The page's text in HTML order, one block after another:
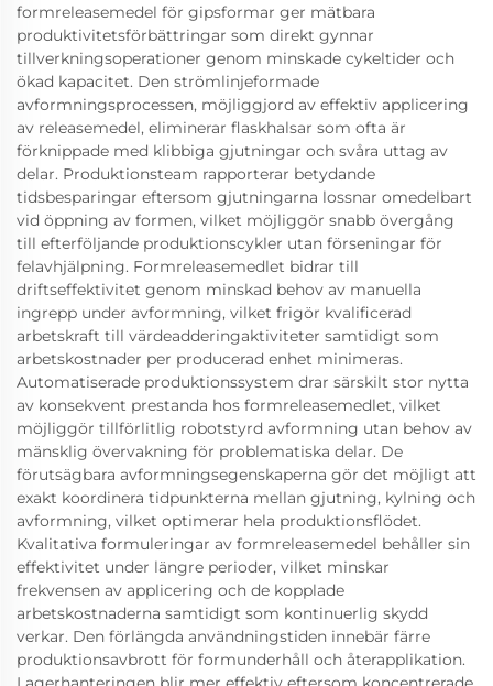
formreleasemedel för gipsformar ger mätbara
produktivitetsförbättringar som direkt gynnar
tillverkningsoperationer genom minskade cykeltider och
ökad kapacitet. Den strömlinjeformade
avformningsprocessen, möjliggjord av effektiv applicering
av releasemedel, eliminerar flaskhalsar som ofta är
förknippade med klibbiga gjutningar och svåra uttag av
delar. Produktionsteam rapporterar betydande
tidsbesparingar eftersom gjutningarna lossnar omedelbart
vid öppning av formen, vilket möjliggör snabb övergång
till efterföljande produktionscykler utan förseningar för
felavhjälpning. Formreleasemedlet bidrar till
driftseffektivitet genom minskad behov av manuella
ingrepp under avformning, vilket frigör kvalificerad
arbetskraft till värdeadderingaktiviteter samtidigt som
arbetskostnader per producerad enhet minimeras.
Automatiserade produktionssystem drar särskilt stor nytta
av konsekvent prestanda hos formreleasemedlet, vilket
möjliggör tillförlitlig robotstyrd avformning utan behov av
mänsklig övervakning för problematiska delar. De
förutsägbara avformningsegenskaperna gör det möjligt att
exakt koordinera tidpunkterna mellan gjutning, kylning och
avformning, vilket optimerar hela produktionsflödet.
Kvalitativa formuleringar av formreleasemedel behåller sin
effektivitet under längre perioder, vilket minskar
frekvensen av applicering och de kopplade
arbetskostnaderna samtidigt som kontinuerlig skydd
verkar. Den förlängda användningstiden innebär färre
produktionsavbrott för formunderhåll och återapplikation.